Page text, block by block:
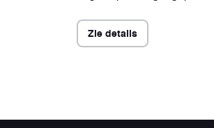
Zie details